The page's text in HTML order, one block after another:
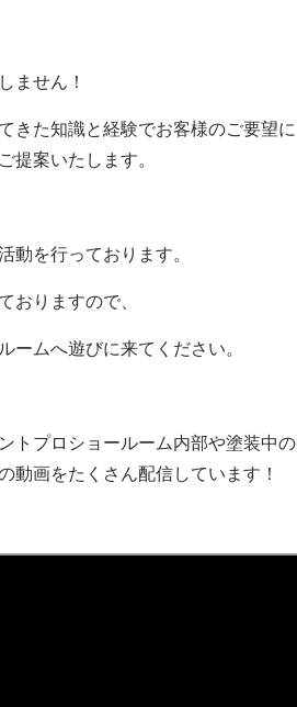
ません！
きた知識と経験でお客様のご要望に
提案いたします。
動を行っております。
おりますので、
ームへ遊びに来てください。
トプロショールーム内部や塗装中の
動画をたくさん配信しています！